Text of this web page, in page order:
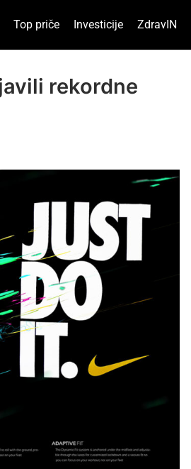
Top priče Investicije ZdravIN
rekordne